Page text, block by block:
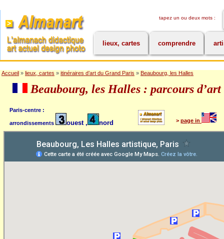
tapez un ou deux mots :
lieux, cartes comprendre
Accueil » lieux, cartes » itinéraires d’art du Grand Paris » Beaubourg, les Halles
Beaubourg, les Halles : parcours d’art
Paris-centre :
arrondissements ouest , nord > page in